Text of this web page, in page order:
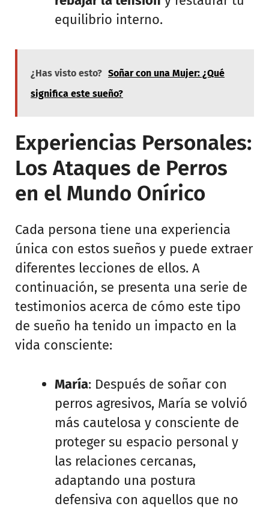
equilibrio interno.
¿Has visto esto? Soñar con una Mujer: ¿Qué
significa este sueño?
Experiencias Personales:
Los Ataques de Perros
en el Mundo Onírico
Cada persona tiene una experiencia
única con estos sueños y puede extraer
diferentes lecciones de ellos. A
continuación, se presenta una serie de
testimonios acerca de cómo este tipo
de sueño ha tenido un impacto en la
vida consciente:
María: Después de soñar con
perros agresivos, María se volvió
más cautelosa y consciente de
proteger su espacio personal y
las relaciones cercanas,
adaptando una postura
defensiva con aquellos que no